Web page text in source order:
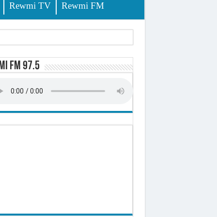
Rewmi TV Rewmi FM
(officiel)
FM 97.5